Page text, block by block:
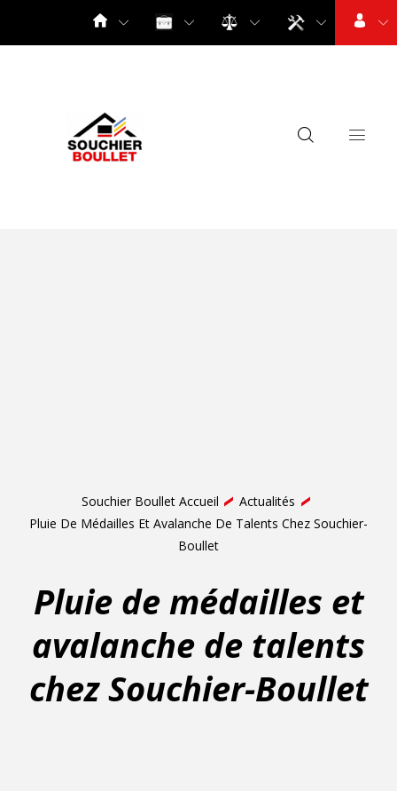
Souchier Boullet Accueil
Actualités
Pluie De Médailles Et Avalanche De Talents Chez Souchier-
Boullet
Pluie de médailles et
avalanche de talents
chez Souchier-Boullet